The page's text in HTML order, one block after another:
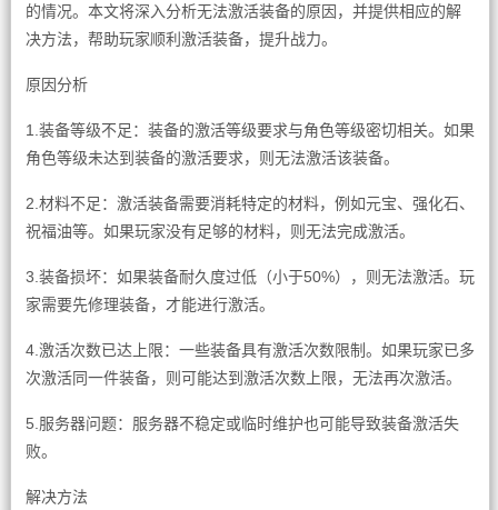
的情况。本文将深入分析无法激活装备的原因，并提供相应的解
决方法，帮助玩家顺利激活装备，提升战力。
原因分析
1.装备等级不足：装备的激活等级要求与角色等级密切相关。如果
角色等级未达到装备的激活要求，则无法激活该装备。
2.材料不足：激活装备需要消耗特定的材料，例如元宝、强化石、
祝福油等。如果玩家没有足够的材料，则无法完成激活。
3.装备损坏：如果装备耐久度过低（小于50%），则无法激活。玩
家需要先修理装备，才能进行激活。
4.激活次数已达上限：一些装备具有激活次数限制。如果玩家已多
次激活同一件装备，则可能达到激活次数上限，无法再次激活。
5.服务器问题：服务器不稳定或临时维护也可能导致装备激活失
败。
解决方法